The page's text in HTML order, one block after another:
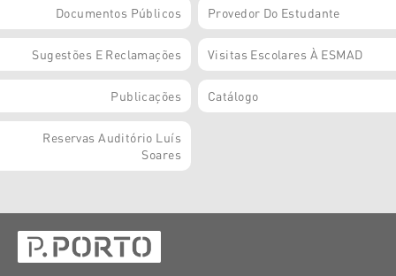
Documentos Públicos Provedor Do Estudante
Sugestões E Reclamações Visitas Escolares À ESMAD
Publicações Catálogo
Reservas Auditório Luís
Soares